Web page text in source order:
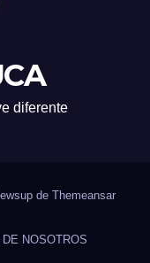
diferente
de Themeansar
NOSOTROS